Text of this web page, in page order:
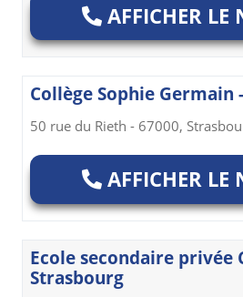
AFFICHER LE
Collège Sophie Germain
50 rue du Rieth - 67000,
AFFICHER LE
Ecole secondaire privée
Strasbourg